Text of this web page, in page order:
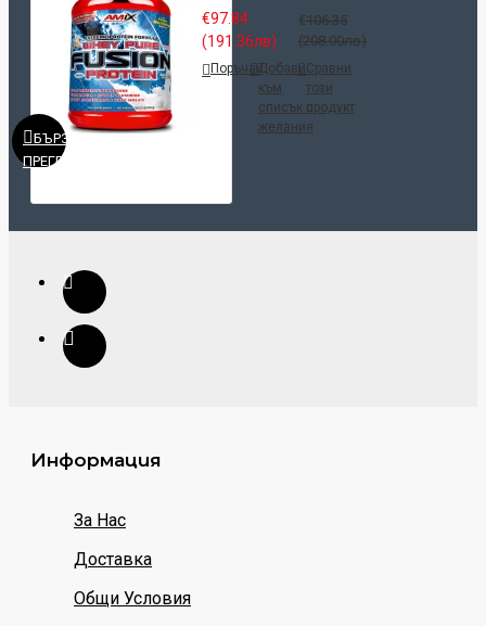
БЪРЗ
ПРЕГЛЕД
€97.84
(191.36лв)
€106.35
(208.00лв)
ПоръчайДобави
към
списък с
желания
Сравни
този
продукт
Информация
За Нас
Доставка
Общи Условия